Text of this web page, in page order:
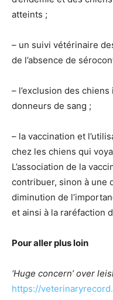
atteints ;
– un suivi vétérinaire
de l’absence de
– l’exclusion des
donneurs de sang ;
– la vaccination et
chez les chiens qui
L’association de la
contribuer, sinon à une
diminution de
et ainsi à la raréfaction
Pour aller plus loin
‘Huge concern’ over
https://